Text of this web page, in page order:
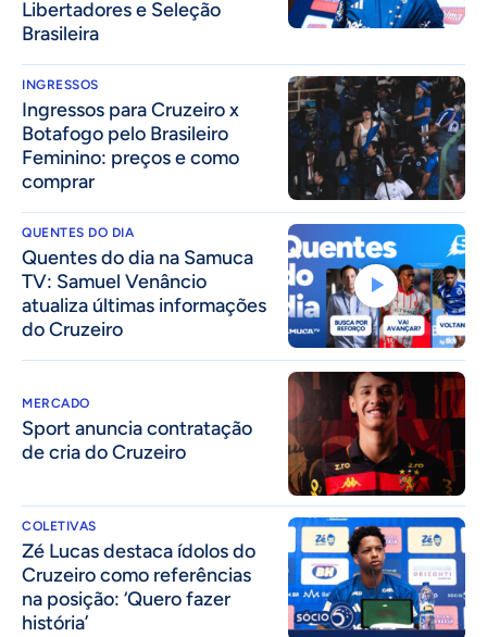
Libertadores e Seleção
Brasileira
INGRESSOS
Ingressos para Cruzeiro x
Botafogo pelo Brasileiro
Feminino: preços e como
comprar
QUENTES DO DIA
Quentes do dia na Samuca
TV: Samuel Venâncio
atualiza últimas informações
do Cruzeiro
MERCADO
Sport anuncia contratação
de cria do Cruzeiro
COLETIVAS
Zé Lucas destaca ídolos do
Cruzeiro como referências
na posição: ‘Quero fazer
história’